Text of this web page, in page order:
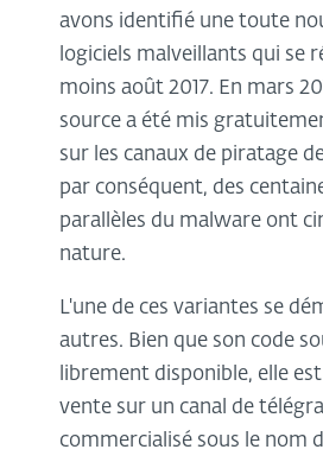
avons identifié une toute
logiciels malveillants qui se
moins août 2017. En mars
source a été mis
sur les canaux de piratage
par conséquent, des
parallèles du malware ont
nature.
L'une de ces variantes se
autres. Bien que son code
librement disponible, elle
vente sur un canal de
commercialisé sous le nom